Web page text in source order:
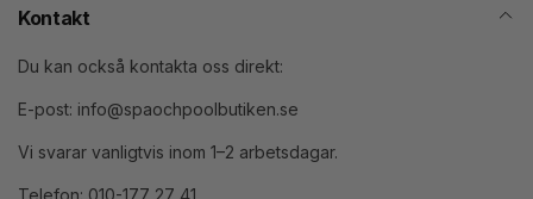
Kontakt
Du kan också kontakta oss direkt:
E-post: info@spaochpoolbutiken.se
Vi svarar vanligtvis inom 1–2 arbetsdagar.